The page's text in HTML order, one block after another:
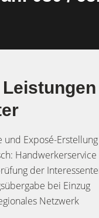
und Exposé-Erstellung
Handwerkerservice
der
bei Einzug
Netzwerk